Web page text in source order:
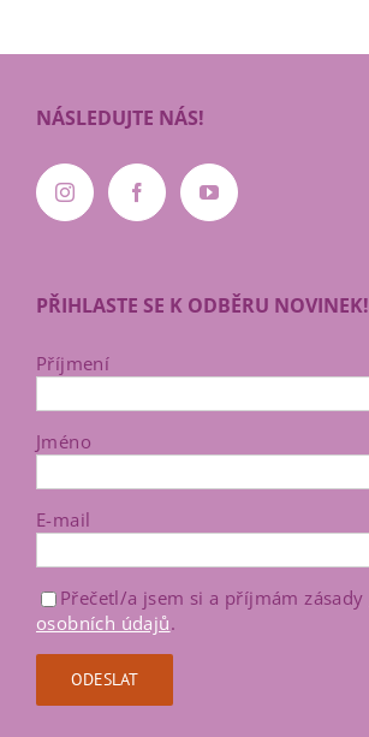
NÁSLEDUJTE NÁS!
PŘIHLASTE SE K ODBĚRU NOVINEK!
Příjmení
Jméno
E-mail
Přečetl/a jsem si a příjmám zásady
osobních údajů.